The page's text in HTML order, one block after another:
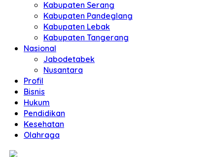
Kabupaten Serang
Kabupaten Pandeglang
Kabupaten Lebak
Kabupaten Tangerang
Nasional
Jabodetabek
Nusantara
Profil
Bisnis
Hukum
Pendidikan
Kesehatan
Olahraga